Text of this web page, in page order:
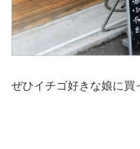
ぜひイチゴ好きな娘に買